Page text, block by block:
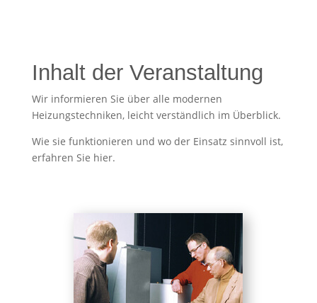
Inhalt der Veranstaltung
Wir informieren Sie über alle modernen
Heizungstechniken, leicht verständlich im Überblick.
Wie sie funktionieren und wo der Einsatz sinnvoll ist,
erfahren Sie hier.